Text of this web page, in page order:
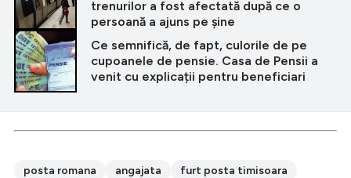
trenurilor a fost afectată după ce o
persoană a ajuns pe șine
Ce semnifică, de fapt, culorile de pe
cupoanele de pensie. Casa de Pensii a
venit cu explicații pentru beneficiari
posta romana angajata
furt posta timisoara